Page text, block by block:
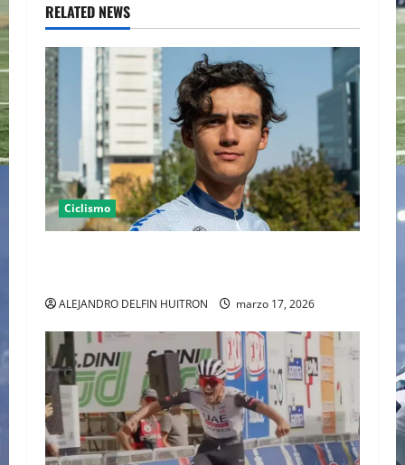
v
i
g
a
t
i
n
RELATED NEWS
Ciclismo
ALEJANDRO DELFIN HUITRON marzo 17, 2026